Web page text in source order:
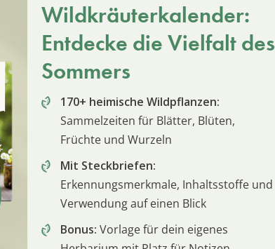
Wildkräuterkalender:
Entdecke die Vielfalt des
Sommers
170+ heimische Wildpflanzen:
Sammelzeiten für Blätter, Blüten,
Früchte und Wurzeln
Mit Steckbriefen:
Erkennungsmerkmale, Inhaltsstoffe und
Verwendung auf einen Blick
Bonus: Vorlage für dein eigenes